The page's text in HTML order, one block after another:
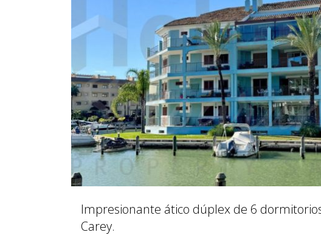
Impresionante ático dúplex de 6
Carey.